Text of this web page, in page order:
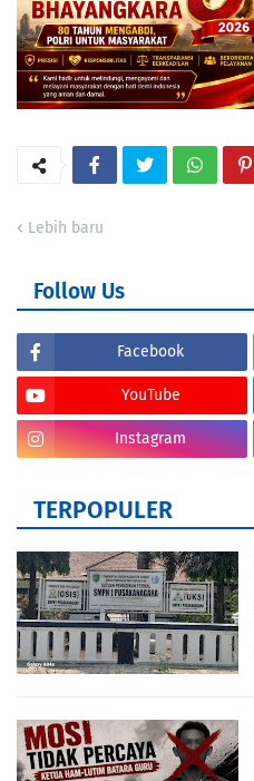
Lebih baru
Follow Us
Facebook
YouTube
Instagram
TERPOPULER